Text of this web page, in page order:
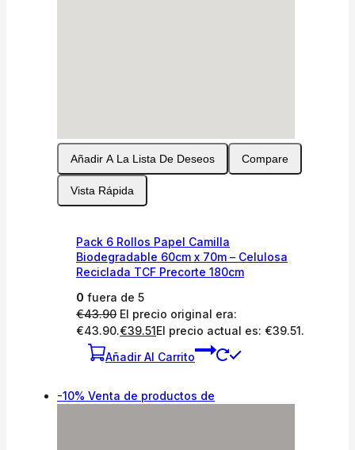
Añadir A La Lista De Deseos Compare
Vista Rápida
Pack 6 Rollos Papel Camilla
Biodegradable 60cm x 70m – Celulosa
Reciclada TCF Precorte 180cm
0 fuera de 5
€43.90 El precio original era:
€43.90.€39.51El precio actual es: €39.51.
Añadir Al Carrito
-10% Venta de productos de